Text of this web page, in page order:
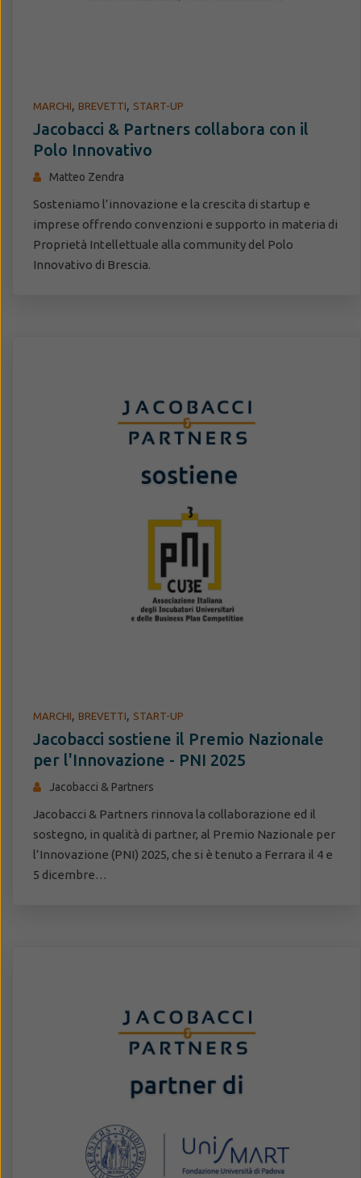
MARCHI, BREVETTI, START-UP
Jacobacci & Partners collabora con il
Polo Innovativo
Matteo Zendra
Sosteniamo l’innovazione e la crescita di startup e
imprese offrendo convenzioni e supporto in materia di
Proprietà Intellettuale alla community del Polo
Innovativo di Brescia.
MARCHI, BREVETTI, START-UP
Jacobacci sostiene il Premio Nazionale
per l'Innovazione - PNI 2025
Jacobacci & Partners
Jacobacci & Partners rinnova la collaborazione ed il
sostegno, in qualità di partner, al Premio Nazionale per
l’Innovazione (PNI) 2025, che si è tenuto a Ferrara il 4 e
5 dicembre…